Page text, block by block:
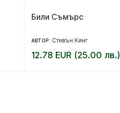
Били Съмърс
АВТОР: Стивън Кинг
12.78 EUR (25.00 лв.)